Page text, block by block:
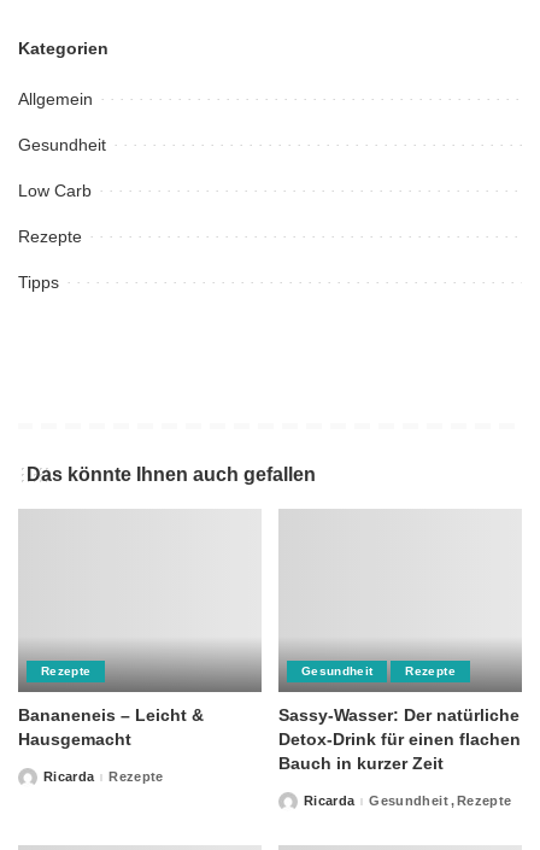
Kategorien
Allgemein
Gesundheit
Low Carb
Rezepte
Tipps
Das könnte Ihnen auch gefallen
Rezepte
Bananeneis – Leicht &
Hausgemacht
PostedRicarda Rezepte
Gesundheit Rezepte
Sassy-Wasser: Der natürliche
Detox-Drink für einen flachen
Bauch in kurzer Zeit
PostedRicarda Gesundheit Rezepte